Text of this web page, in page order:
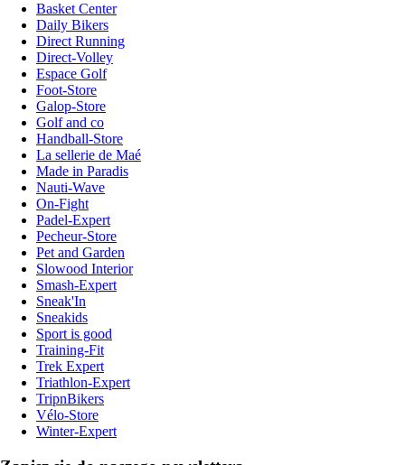
Basket Center
Daily Bikers
Direct Running
Direct-Volley
Espace Golf
Foot-Store
Galop-Store
Golf and co
Handball-Store
La sellerie de Maé
Made in Paradis
Nauti-Wave
On-Fight
Padel-Expert
Pecheur-Store
Pet and Garden
Slowood Interior
Smash-Expert
Sneak'In
Sneakids
Sport is good
Training-Fit
Trek Expert
Triathlon-Expert
TripnBikers
Vélo-Store
Winter-Expert